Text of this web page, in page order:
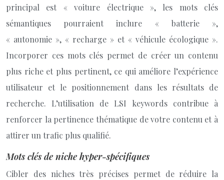
principal est « voiture électrique », les mots clés
sémantiques pourraient inclure « batterie »,
« autonomie », « recharge » et « véhicule écologique ».
Incorporer ces mots clés permet de créer un contenu
plus riche et plus pertinent, ce qui améliore l’expérience
utilisateur et le positionnement dans les résultats de
recherche. L’utilisation de LSI keywords contribue à
renforcer la pertinence thématique de votre contenu et à
attirer un trafic plus qualifié.
Mots clés de niche hyper-spécifiques
Cibler des niches très précises permet de réduire la